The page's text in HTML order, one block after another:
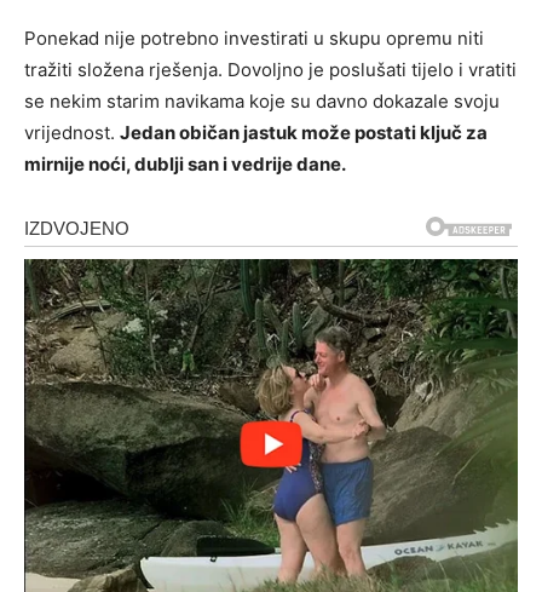
Ponekad nije potrebno investirati u skupu opremu niti
tražiti složena rješenja. Dovoljno je poslušati tijelo i vratiti
se nekim starim navikama koje su davno dokazale svoju
vrijednost. Jedan običan jastuk može postati ključ za
mirnije noći, dublji san i vedrije dane.